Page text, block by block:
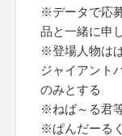
※データで応
品と一緒に申
※登場人物は
ジャイアント
のみとする
※ねば～る君
※ぱんだーる